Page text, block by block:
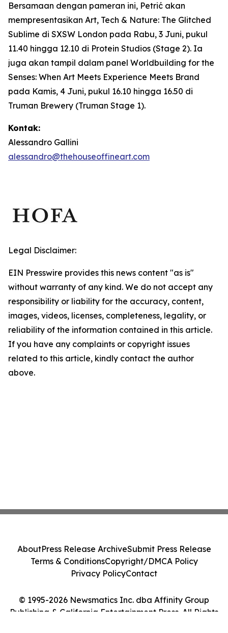
Bersamaan dengan pameran ini, Petrić akan
mempresentasikan Art, Tech & Nature: The Glitched
Sublime di SXSW London pada Rabu, 3 Juni, pukul
11.40 hingga 12.10 di Protein Studios (Stage 2). Ia
juga akan tampil dalam panel Worldbuilding for the
Senses: When Art Meets Experience Meets Brand
pada Kamis, 4 Juni, pukul 16.10 hingga 16.50 di
Truman Brewery (Truman Stage 1).
Kontak:
Alessandro Gallini
alessandro@thehouseoffineart.com
Legal Disclaimer:
EIN Presswire provides this news content "as is"
without warranty of any kind. We do not accept any
responsibility or liability for the accuracy, content,
images, videos, licenses, completeness, legality, or
reliability of the information contained in this article.
If you have any complaints or copyright issues
related to this article, kindly contact the author
above.
© 1995-2026 Newsmatics Inc. dba Affinity Group
Publishing & California Entertainment Press. All Rights
AboutPress Release ArchiveSubmit Press Release
Terms & ConditionsCopyright/DMCA Policy
Privacy PolicyContact